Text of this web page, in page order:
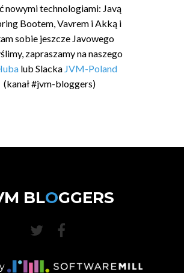
nowymi technologiami: Javą
Bootem, Vavrem i Akką i
sobie jeszcze Javowego
zapraszamy na naszego
lub Slacka JVM-Poland
(kanał #jvm-bloggers)
BLOGGERS